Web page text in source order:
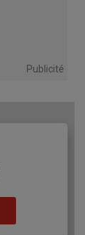
Publicité